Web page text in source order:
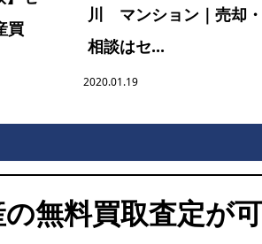
買
川 マンション｜売却
相談はセ...
2020.01.19
無料買取査定が